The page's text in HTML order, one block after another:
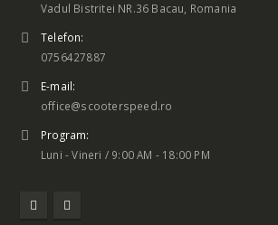
Vadul Bistritei NR.36 Bacau, Romania
Telefon:
0756427887
E-mail:
office@scooterspeed.ro
Program:
Luni - Vineri / 9:00 AM - 18:00 PM